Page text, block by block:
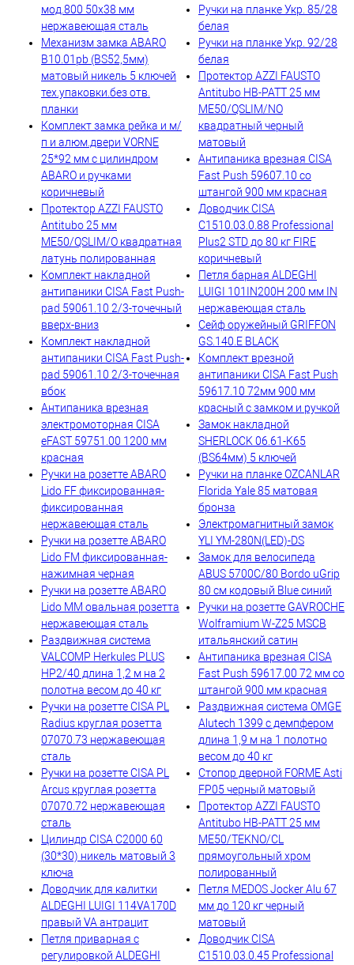
мод.800 50x38 мм
нержавеющая сталь
Механизм замка ABARO
B10.01pb (BS52,5мм)
матовый никель 5 ключей
тех.упаковки.без отв.
планки
Комплект замка рейка и м/
п и алюм.двери VORNE
25*92 мм с цилиндром
ABARO и ручками
коричневый
Протектор AZZI FAUSTO
Antitubo 25 мм
ME50/QSLIM/O квадратная
латунь полированная
Комплект накладной
антипаники CISA Fast Push-
pad 59061.10 2/3-точечный
вверх-вниз
Комплект накладной
антипаники CISA Fast Push-
pad 59061.10 2/3-точечная
вбок
Антипаника врезная
электромоторная CISA
eFAST 59751.00 1200 мм
красная
Ручки на розетте ABARO
Lido FF фиксированная-
фиксированная
нержавеющая сталь
Ручки на розетте ABARO
Lido FM фиксированная-
нажимная черная
Ручки на розетте ABARO
Lido MM овальная розетта
нержавеющая сталь
Раздвижная система
VALCOMP Herkules PLUS
HP2/40 длина 1,2 м на 2
полотна весом до 40 кг
Ручки на розетте CISA PL
Radius круглая розетта
07070.73 нержавеющая
сталь
Ручки на розетте CISA PL
Arcus круглая розетта
07070.72 нержавеющая
сталь
Цилиндр CISA C2000 60
(30*30) никель матовый 3
ключа
Доводчик для калитки
ALDEGHI LUIGI 114VA170D
правый VA антрацит
Петля приварная с
регулировкой ALDEGHI
Ручки на планке Укр. 85/28
белая
Ручки на планке Укр. 92/28
белая
Протектор AZZI FAUSTO
Antitubo HB-PATT 25 мм
ME50/QSLIM/NO
квадратный черный
матовый
Антипаника врезная CISA
Fast Push 59607.10 со
штангой 900 мм красная
Доводчик CISA
C1510.03.0.88 Professional
Plus2 STD до 80 кг FIRE
коричневый
Петля барная ALDEGHI
LUIGI 101IN200H 200 мм IN
нержавеющая сталь
Сейф оружейный GRIFFON
GS.140.E BLACK
Комплект врезной
антипаники CISA Fast Push
59617.10 72мм 900 мм
красный с замком и ручкой
Замок накладной
SHERLOCK 06.61-K65
(BS64мм) 5 ключей
Ручки на планке OZCANLAR
Florida Yale 85 матовая
бронза
Электромагнитный замок
YLI YM-280N(LED)-DS
Замок для велосипеда
ABUS 5700C/80 Bordo uGrip
80 см кодовый Blue синий
Ручки на розетте GAVROCHE
Wolframium W-Z25 MSCB
итальянский сатин
Антипаника врезная CISA
Fast Push 59617.00 72 мм со
штангой 900 мм красная
Раздвижная система OMGE
Alutech 1399 с демпфером
длина 1,9 м на 1 полотно
весом до 40 кг
Стопор дверной FORME Asti
FP05 черный матовый
Протектор AZZI FAUSTO
Antitubo HB-PATT 25 мм
ME50/TEKNO/CL
прямоугольный хром
полированный
Петля MEDOS Jocker Alu 67
мм до 120 кг черный
матовый
Доводчик CISA
C1510.03.0.45 Professional